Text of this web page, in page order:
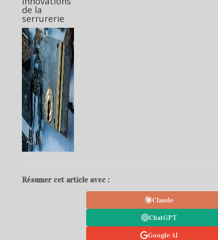
de la
serrurerie
Résumer cet article avec :
Claude
ChatGPT
Google AI